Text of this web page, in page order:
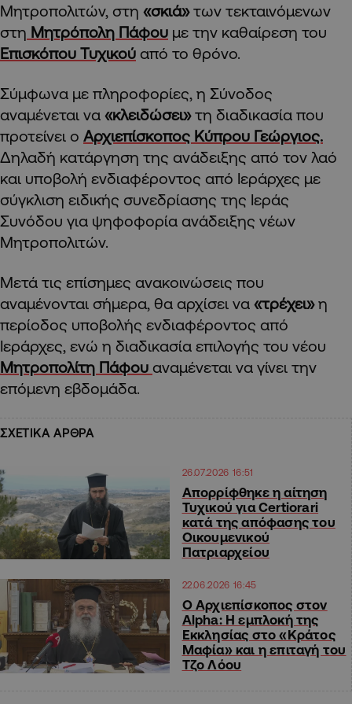
Μητροπολιτών, στη «σκιά»των τεκταινόμενων
στη Μητρόπολη Πάφου με την καθαίρεση του
Επισκόπου Τυχικού από το θρόνο.
Σύμφωνα με πληροφορίες, η Σύνοδος
αναμένεται να «κλειδώσει»τη διαδικασία που
προτείνει ο Αρχιεπίσκοπος Κύπρου Γεώργιος.
Δηλαδή κατάργηση της ανάδειξης από τον λαό
και υποβολή ενδιαφέροντος από Ιεράρχες με
σύγκλιση ειδικής συνεδρίασης της Ιεράς
Συνόδου για ψηφοφορία ανάδειξης νέων
Μητροπολιτών.
Μετά τις επίσημες ανακοινώσεις που
αναμένονται σήμερα, θα αρχίσει να «τρέχει»η
περίοδος υποβολής ενδιαφέροντος από
Ιεράρχες, ενώ η διαδικασία επιλογής του νέου
Μητροπολίτη Πάφου αναμένεται να γίνει την
επόμενη εβδομάδα.
ΣΧΕΤΙΚΑ ΑΡΘΡΑ
26.07.2026 16:51
Απορρίφθηκε η αίτηση
Τυχικού για Certiorari
κατά της απόφασης του
Οικουμενικού
Πατριαρχείου
22.06.2026 16:45
Ο Αρχιεπίσκοπος στον
Alpha: Η εμπλοκή της
Εκκλησίας στο «Κράτος
Μαφία» και η επιταγή του
Τζο Λόου